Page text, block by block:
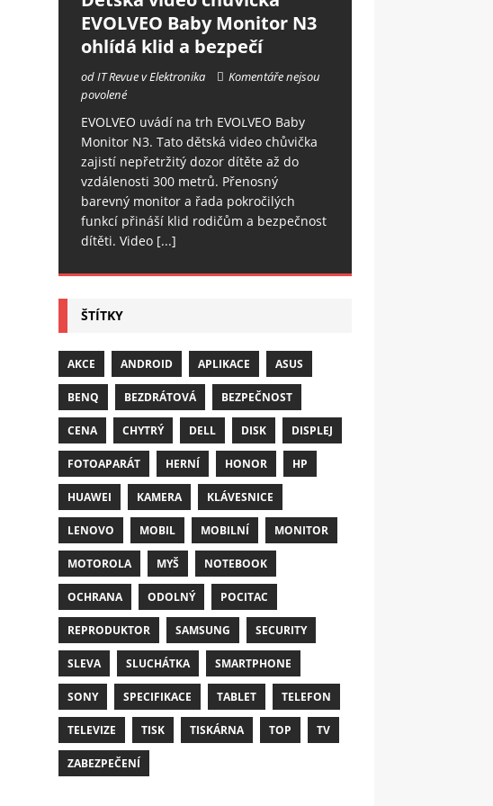
EVOLVEO Baby Monitor N3
ohlídá klid a bezpečí
od IT Revue v Elektronika
Komentáře nejsou
povolené
EVOLVEO uvádí na trh EVOLVEO Baby
Monitor N3. Tato dětská video chůvička
zajistí nepřetržitý dozor dítěte až do
vzdálenosti 300 metrů. Přenosný
barevný monitor a řada pokročilých
funkcí přináší klid rodičům a bezpečnost
dítěti. Video [...]
ŠTÍTKY
AKCE ANDROID APLIKACE ASUS
BENQ BEZDRÁTOVÁ BEZPEČNOST
CENA CHYTRÝ DELL DISK DISPLEJ
FOTOAPARÁT HERNÍ HONOR HP
HUAWEI KAMERA KLÁVESNICE
LENOVO MOBIL MOBILNÍ MONITOR
MOTOROLA MYŠ NOTEBOOK
OCHRANA ODOLNÝ POCITAC
REPRODUKTOR SAMSUNG SECURITY
SLEVA SLUCHÁTKA SMARTPHONE
SONY SPECIFIKACE TABLET TELEFON
TELEVIZE TISK TISKÁRNA TOP TV
ZABEZPEČENÍ